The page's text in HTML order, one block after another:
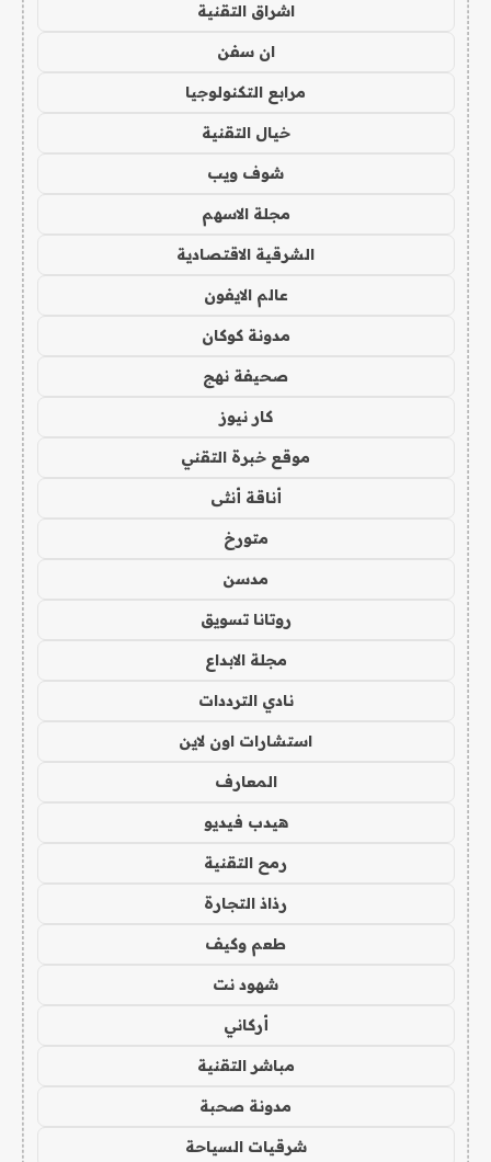
اشراق التقنية
ان سفن
مرابع التكنولوجيا
خيال التقنية
شوف ويب
مجلة الاسهم
الشرقية الاقتصادية
عالم الايفون
مدونة كوكان
صحيفة نهج
كار نيوز
موقع خبرة التقني
أناقة أنثى
متورخ
مدسن
روتانا تسويق
مجلة الابداع
نادي الترددات
استشارات اون لاين
المعارف
هيدب فيديو
رمح التقنية
رذاذ التجارة
طعم وكيف
شهود نت
أركاني
مباشر التقنية
مدونة صحبة
شرقيات السياحة